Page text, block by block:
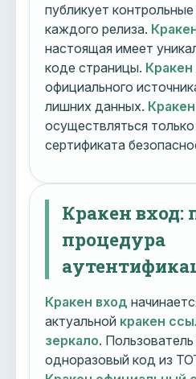
публикует
каждого релиза.
настоящая имеет
коде страницы. Кракен
официального
лишних данных.
осуществляться
сертификата
Кракен вход:
процедура
Кракен вход
актуальной кракен
зеркало.
одноразовый код из